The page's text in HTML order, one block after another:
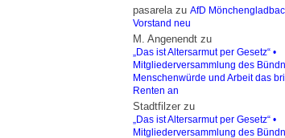
pasarelazu AfD
Vorstand neu
M. Angenendt zu
„Das ist Altersarmut per Gesetz“ •
Mitgliederversammlung des
Menschenwürde und Arbeit das
Renten an
Stadtfilzer zu
„Das ist Altersarmut per Gesetz“ •
Mitgliederversammlung des